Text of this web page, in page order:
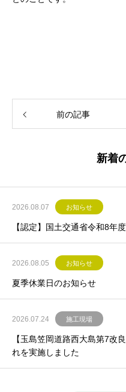
前の記事
新着
2026.08.07 お知らせ
【認定】国土交通省令和8年
2026.08.05 お知らせ
夏季休業日のお知らせ
2026.07.24 施工現場
【玉島笠岡道路西大島第7改
れを実施しました